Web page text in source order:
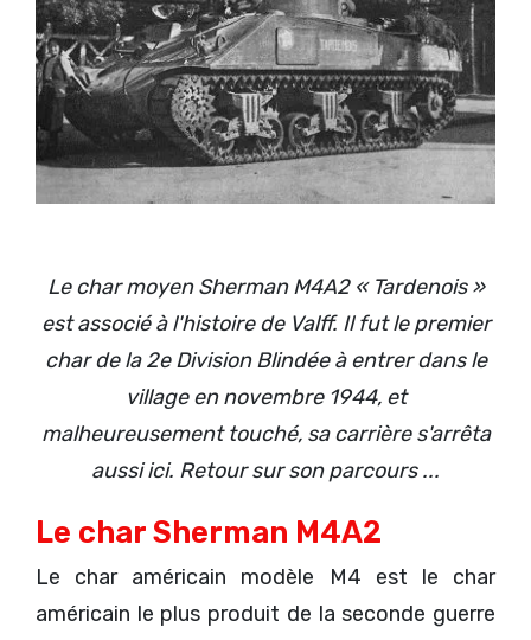
Le char moyen Sherman M4A2 « Tardenois »
est associé à l'histoire de Valff. Il fut le premier
char de la 2e Division Blindée à entrer dans le
village en novembre 1944, et
malheureusement touché, sa carrière s'arrêta
aussi ici. Retour sur son parcours ...
Le char Sherman M4A2
Le char américain modèle M4 est le char
américain le plus produit de la seconde guerre